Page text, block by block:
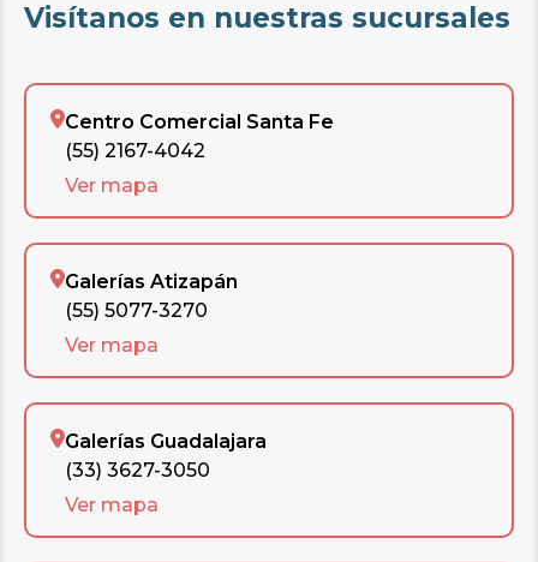
Visítanos en nuestras sucursales
Centro Comercial Santa Fe
(55) 2167-4042
Ver mapa
Galerías Atizapán
(55) 5077-3270
Ver mapa
Galerías Guadalajara
(33) 3627-3050
Ver mapa